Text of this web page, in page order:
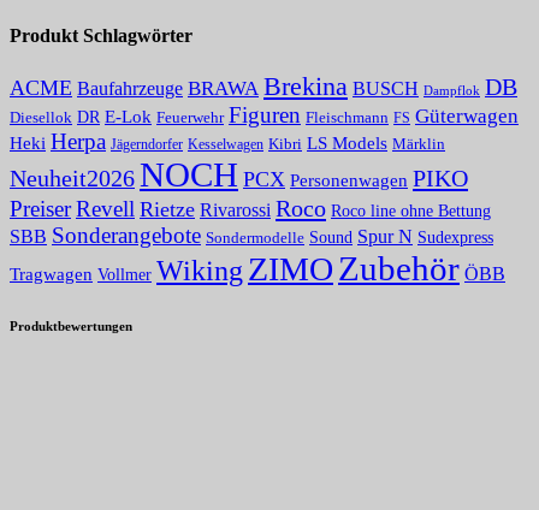
Produkt Schlagwörter
ACME Baufahrzeuge BRAWA Brekina BUSCH Dampflok DB
Diesellok DR E-Lok Feuerwehr Figuren Fleischmann FS Güterwagen
Heki Herpa Jägerndorfer Kesselwagen Kibri LS Models Märklin
Neuheit2026NOCH PCX Personenwagen PIKO
PreiserRevell Rietze Rivarossi Roco Roco line ohne Bettung
SBB Sonderangebote Sondermodelle Sound Spur N Sudexpress
Tragwagen Vollmer Wiking ZIMOZubehör ÖBB
Produktbewertungen